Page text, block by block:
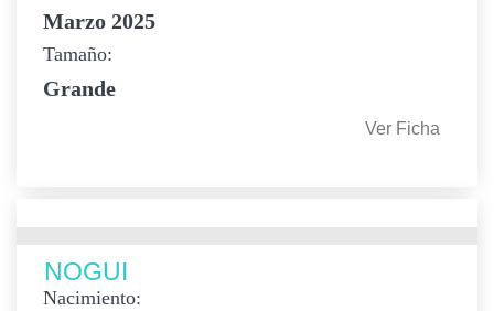
Marzo 2025
Tamaño:
Grande
Ver Ficha
NOGUI
Nacimiento: